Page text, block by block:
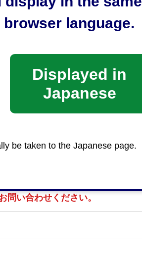
language.
Displayed in
Japanese
be taken to the Japanese page.
問い合わせください。